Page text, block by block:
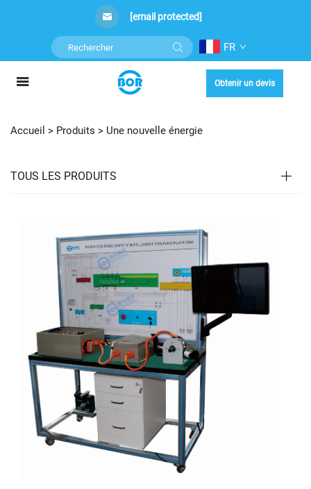
[email protected]
FR
Obtenir un devis
Accueil > Produits > Une nouvelle énergie
TOUS LES PRODUITS